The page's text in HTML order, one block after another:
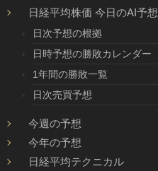
日経平均株価 今日のAI予想
日次予想の根拠
日時予想の勝敗カレンダー
1年間の勝敗一覧
日次売買予想
今週の予想
今年の予想
日経平均テクニカル